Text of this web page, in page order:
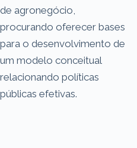
de agronegócio,
procurando oferecer bases
para o desenvolvimento de
um modelo conceitual
relacionando políticas
públicas efetivas.